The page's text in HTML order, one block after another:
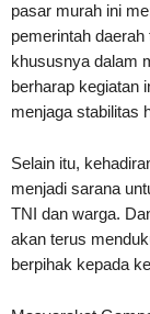
pasar murah ini
pemerintah
khususnya dalam
berharap kegiatan
menjaga stabilitas
Selain itu,
menjadi sarana
TNI dan warga.
akan terus
berpihak kepada